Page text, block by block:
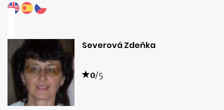
Severová Zdeňka
0/5